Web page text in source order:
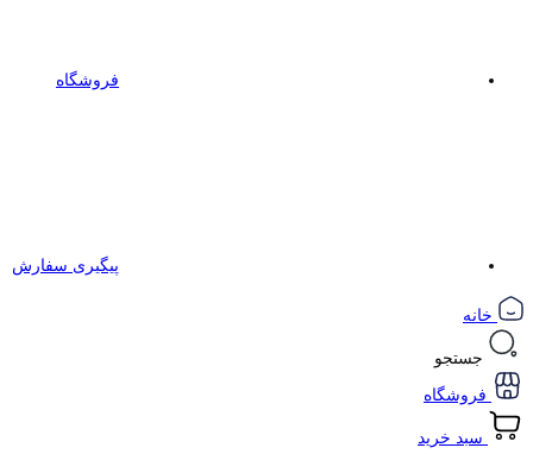
فروشگاه
پیگیری سفارش
خانه
جستجو
فروشگاه
سبد خرید